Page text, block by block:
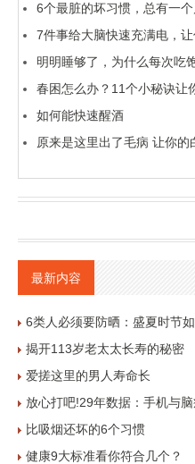
6个最脏的坏习惯，总有一个
7件事给大脑快速充满电，
明明睡够了，为什么每次吃
春困怎么办？11个小秘诀让
如何能快速醒酒
原来是这里出了毛病 让你的
最新内容
6类人必须要防晒：盛夏时节
揭开113岁老太太长寿的秘密
爱搓这里的男人寿命长
放心打吧!29年数据：手机与
比吸烟还坏的6个习惯
健康9大标准看你符合几个？